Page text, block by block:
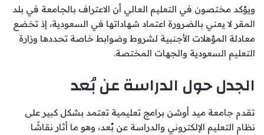
ويؤكد مختصون في التعليم العالي أن الاعتراف بالجامعة في بلد
المقر لا يعني بالضرورة اعتماد شهاداتها في السعودية، إذ تخضع
معادلة المؤهلات الأجنبية لشروط وضوابط خاصة تحددها وزارة
التعليم السعودية والجهات المختصة.
الجدل حول الدراسة عن بُعد
تقدم جامعة ميد أوشن برامج تعليمية تعتمد بشكل كبير على
نظام التعليم الإلكتروني والدراسة عن بُعد، وهو ما أثار نقاشًا